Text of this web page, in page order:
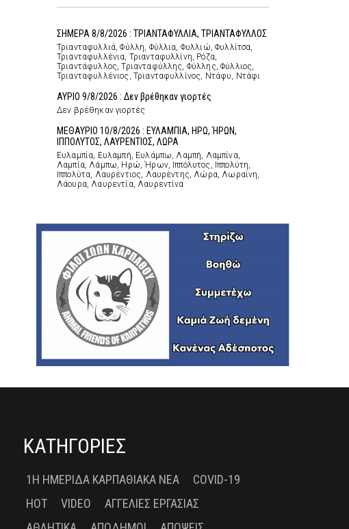
ΣΗΜΕΡΑ 8/8/2026 : ΤΡΙΑΝΤΑΦΥΛΛΙΑ, ΤΡΙΑΝΤΑΦΥΛΛΟΣ
Τριανταφυλλιά, Φύλλη, Φύλλια, Φυλλιώ, Φυλλίτσα,
Τριανταφυλλένια, Τριανταφυλλίνη, Ρόζα,
Τριαντάφυλλος, Τριανταφύλλης, Φύλλης, Φύλλιος,
Τριανταφυλλένιος, Τριανταφυλλίνος, Ντάφυ, Ντάφι
ΑΥΡΙΟ 9/8/2026 : Δεν βρέθηκαν γιορτές
Δεν βρέθηκαν γιορτές
ΜΕΘΑΥΡΙΟ 10/8/2026 : ΕΥΛΑΜΠΙΑ, ΗΡΩ, ΉΡΩΝ,
ΙΠΠΟΛΥΤΟΣ, ΛΑΥΡΕΝΤΙΟΣ, ΛΩΡΑ
Ευλαμπία, Ευλαμπή, Ευλάμπω, Λαμπή, Λαμπίνα,
Λαμπία, Λάμπω, Ηρώ, Ήρων, Ιππόλυτος, Ιππολύτη,
Ιππολύτα, Λαυρέντιος, Λαυρέντης, Λώρα, Λωραίνη,
Λάουρα, Λαυρεντία, Λαυρεντίνα
ΚΑΤΗΓΟΡΙΕΣ
1Η ΗΜΕΡΊΔΑ ΚΑΡΠΑΘΙΑΚΆ ΝΈΑ
COVID-19
HOT
VIDEO
ΑΓΓΕΛΊΕΣ ΕΡΓΑΣΊΑΣ